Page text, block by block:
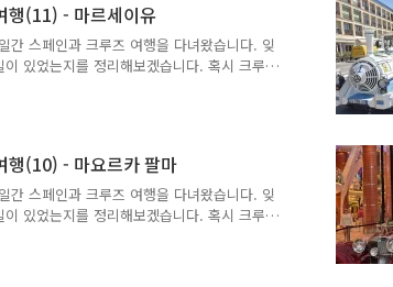
아 쉬겠다고 하여 우리 부부만 크루즈사에
그냥 태워다 주기만 하는 옵션 관광인데 1
습니다. 먼저 16층에서 촬영한 라스페치아 항
행(11) - 마르세이유
스페인과 크루즈 여행을 다녀왔습니다. 잊
있었는지를 정리해보겠습니다. 혹시 크루즈
이 있다면 도움이 되었으면 좋겠습니다.라 마
라 가르드 성당5월 13일, 10일차입니다. 마르
노란 별)은 구 시가지(아래쪽 깃발 많은 곳)로
래서 걸을 수는 없고 터미널에 대기중인 택
대략 25유로 정도. 크루즈 선사에서 제공하는
행(10) - 마요르카 팔마
스페인과 크루즈 여행을 다녀왔습니다. 잊
있었는지를 정리해보겠습니다. 혹시 크루즈
이 있다면 도움이 되었으면 좋겠습니다.벨베
바실리카사진 촬영5월 12일, 9일차입니다.